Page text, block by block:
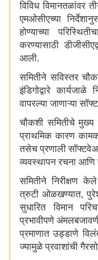
विविध विमानतळांवर
एमओसीएच्या
होण्याच्या
करण्यासाठी
आली.
समितीने सविस्तर
इंडिगोद्वारे
वापरल्या जाणाऱ्या
चौकशी समितीचे मुख्य
प्राथमिक कारण
तसेच प्रणाली
व्यवस्थापन रचना आणि
समितीने निरीक्षण
त्रुटी ओळखण्यात,
सुधारित विमान
प्रभावीपणे
प्रमाणात उड्डाणे
ज्यामुळे प्रवाशांची